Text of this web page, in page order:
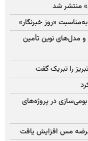
منتشر شد
«روز خبرنگار»
مدل‌های نوین تأمین
را تبریک گفت
با بومی‌سازی در پروژه‌های
مس افزایش یافت